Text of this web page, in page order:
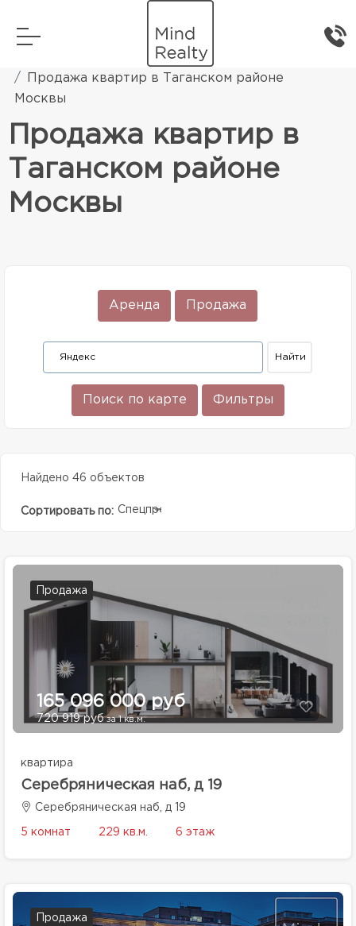
Элитная жилая недвижимость
Продажа квартир в Таганском районе
Москвы
Продажа квартир в
Таганском районе
Москвы
Аренда Продажа
Поиск по карте Фильтры
Найдено 46 объектов
Сортировать по: Спецпредолжение
Продажа
165 096 000 руб
720 919 рубза 1 кв.м.
квартира
Серебряническая наб, д 19
Серебряническая наб, д 19
5 комнат 229 кв.м. 6 этаж
Продажа